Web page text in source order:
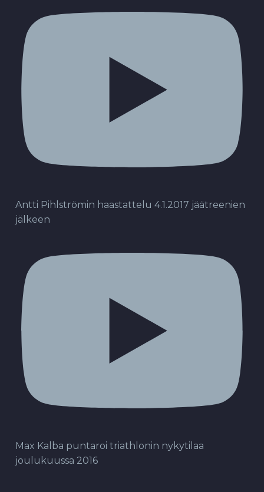
Antti Pihlströmin haastattelu 4.1.2017 jäätreenien
jälkeen
Max Kalba puntaroi triathlonin nykytilaa
joulukuussa 2016